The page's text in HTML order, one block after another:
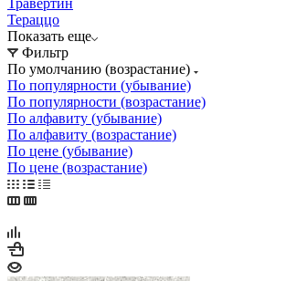
Тераццо
Показать еще
Фильтр
По умолчанию (возрастание)
По популярности (убывание)
По популярности (возрастание)
По алфавиту (убывание)
По алфавиту (возрастание)
По цене (убывание)
По цене (возрастание)